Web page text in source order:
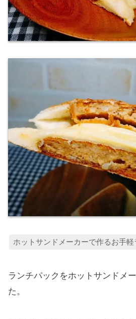
ホットサンドメーカーで作るお手
ランチパックをホットサンドメ
た。